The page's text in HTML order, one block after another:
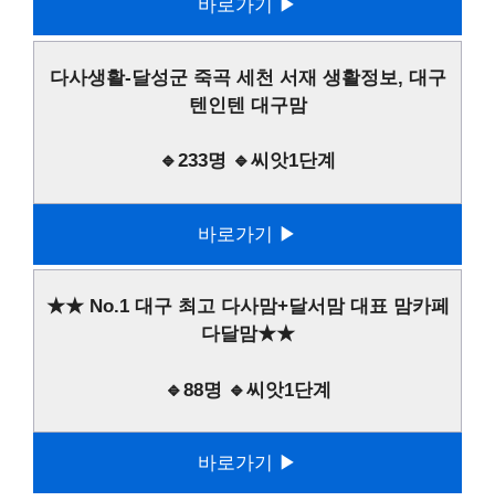
바로가기 ▶
다사생활-달성군 죽곡 세천 서재 생활정보, 대구
텐인텐 대구맘
🔹233명 🔹씨앗1단계
바로가기 ▶
★★ No.1 대구 최고 다사맘+달서맘 대표 맘카페
다달맘★★
🔹88명 🔹씨앗1단계
바로가기 ▶